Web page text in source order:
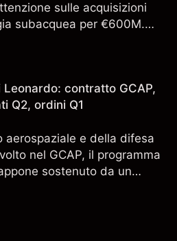
sulle acquisizioni
subacquea per €600M.
FCT di terze parti e l'analisi
risultati futuri.
Leonardo: contratto GCAP,
Q2, ordini Q1
aerospaziale e della difesa
nel GCAP, il programma
sostenuto da un
di sterline. I risultati